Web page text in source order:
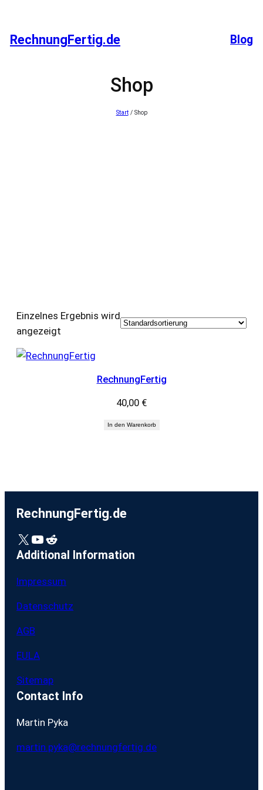
springen
RechnungFertig.de Blog
Shop
Start/ Shop
Einzelnes Ergebnis wird
angezeigt
RechnungFertig
40,00 €
In den Warenkorb
RechnungFertig.de
X YouTube Reddit
Additional Information
Impressum
Datenschutz
AGB
EULA
Sitemap
Contact Info
Martin Pyka
martin.pyka@rechnungfertig.de